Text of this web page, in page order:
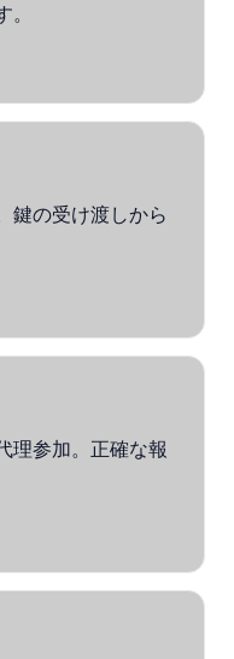
鍵の受け渡しから
理参加。正確な報